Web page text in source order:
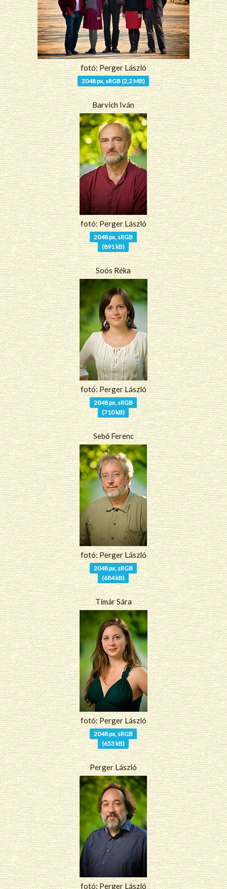
fotó: Perger László
2048 px, sRGB (2,2 MB)
Barvich Iván
fotó: Perger László
2048 px, sRGB
(891 kB)
Soós Réka
fotó: Perger László
2048 px, sRGB
(710 kB)
Sebő Ferenc
fotó: Perger László
2048 px, sRGB
(684 kB)
Tímár Sára
fotó: Perger László
2048 px, sRGB
(653 kB)
Perger László
fotó: Perger László